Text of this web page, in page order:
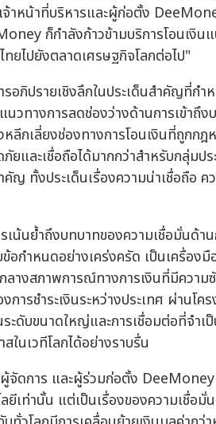
หน้าที่บริหารและผู้ก่อตั้ง
ก็กำลังก้าวข้ามบริการโอนเงิน
ทยไปยังตลาดเศรษฐกิจโลกต่อไป"
อภิปรายเชิงลึกในประเด็นสำคัญที่กำ
วทางการลดช่องว่างด้านการเข้าถึง
ลีกเลี่ยงช่องทางการโอนเงินที่ถูกก
และเชื่อถือได้มากกว่าสำหรับกลุ่มปร
ญ ทั้งประเด็นเรื่องความน่าเชื่อถือ
นย้ำถึงบทบาทของความเชื่อมั่นด้าน
อกำหนดอย่างเคร่งครัด เป็นเครื่อง
ลางสภาพการณ์ทางการเงินที่มีควา
ารชำระเงินระหว่างประเทศ ผ่านโ
ะดับขนาดใหญ่และการเชื่อมต่อที่จำ
ในเวทีโลกได้อย่างราบรื่น
จัดการ และผู้ร่วมก่อตั้ง DeeMoney
ลยีเท่านั้น แต่เป็นเรื่องของความเชื่อ